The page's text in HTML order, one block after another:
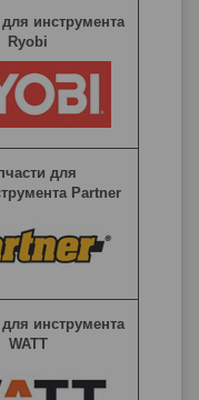
инструмента
Ryobi
для
Partner
инструмента
WATT